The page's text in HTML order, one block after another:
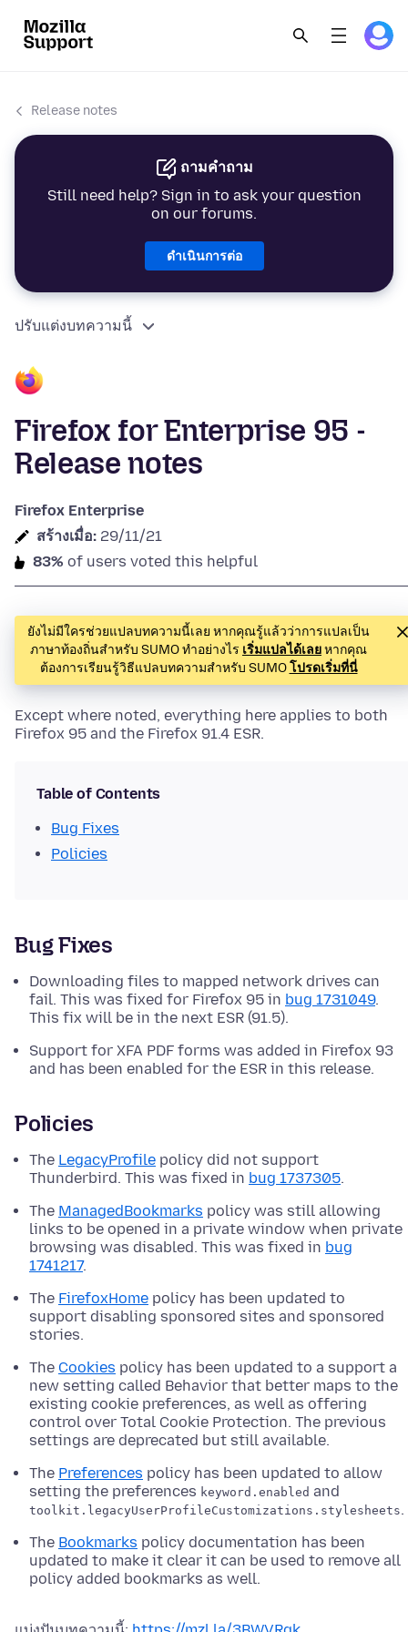
Release notes
ถามคำถาม
Still need help? Sign in to ask your question
on our forums.
ดำเนินการต่อ
ปรับแต่งบทความนี้
Firefox for Enterprise 95 -
Release notes
Firefox Enterprise
สร้างเมื่อ: 29/11/21
83% of users voted this helpful
ยังไม่มีใครช่วยแปลบทความนี้เลย หากคุณรู้แล้วว่าการแปลเป็น
ภาษาท้องถิ่นสำหรับ SUMO ทำอย่างไร เริ่มแปลได้เลยหากคุณ
ต้องการเรียนรู้วิธีแปลบทความสำหรับ SUMOโปรดเริ่มที่นี่
Except where noted, everything here applies to both
Firefox 95 and the Firefox 91.4 ESR.
Table of Contents
Bug Fixes
Policies
Bug Fixes
Downloading files to mapped network drives can
fail. This was fixed for Firefox 95 in bug 1731049.
This fix will be in the next ESR (91.5).
Support for XFA PDF forms was added in Firefox 93
and has been enabled for the ESR in this release.
Policies
The LegacyProfile policy did not support
Thunderbird. This was fixed in bug 1737305.
The ManagedBookmarks policy was still allowing
links to be opened in a private window when private
browsing was disabled. This was fixed in bug
1741217.
The FirefoxHome policy has been updated to
support disabling sponsored sites and sponsored
stories.
The Cookies policy has been updated to a support a
new setting called Behavior that better maps to the
existing cookie preferences, as well as offering
control over Total Cookie Protection. The previous
settings are deprecated but still available.
The Preferences policy has been updated to allow
setting the preferences keyword.enabled and
toolkit.legacyUserProfileCustomizations.stylesheets.
The Bookmarks policy documentation has been
updated to make it clear it can be used to remove all
policy added bookmarks as well.